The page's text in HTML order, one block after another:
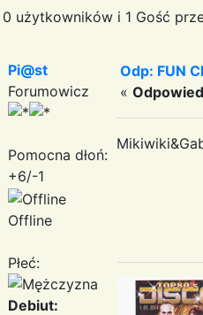
0 użytkowników i 1 Gość
Pi@st
Forumowicz
Pomocna dłoń:
+6/-1
Offline
Płeć:
Debiut:
Odp: FUN
«